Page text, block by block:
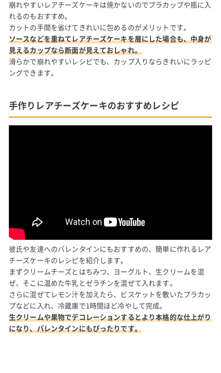
崩れやすいレアチーズケーキは焼かないのでプラカップや瓶に入
れるのもおすすめ。
カットの手間を省けてきれいに包めるのがメリットです。
ソースなどを重ねてレアチーズケーキを層にした場合も、中身が
見えるカップなら断面が見えておしゃれ。
滑らかで崩れやすいレシピでも、カップ入りならきれいにラッピ
ングできます。
手作りレアチーズケーキのおすすめレシピ
彼氏や友達へのバレンタインにもおすすめの、簡単に作れるレア
チーズケーキのレシピを紹介します。
まずクリームチーズとはちみつ、ヨーグルト、生クリームを混
ぜ、そこに温めた牛乳とゼラチンを混ぜて入れます。
さらに混ぜてレモン汁を加えたら、ビスケットを敷いたプラカッ
プなどに入れ、冷蔵庫で1時間ほど冷やして完成。
生クリームや果物でデコレーションするとより本格的な仕上がり
になり、バレンタインにもぴったりです。